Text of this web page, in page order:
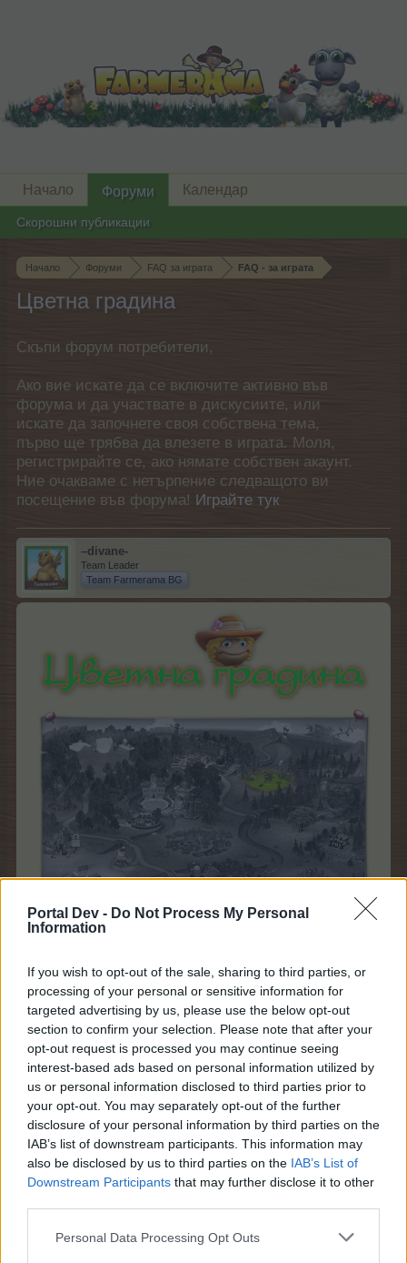
Portal Dev - Do Not Process My Personal
Information
If you wish to opt-out of the sale, sharing to third parties, or
processing of your personal or sensitive information for
targeted advertising by us, please use the below opt-out
section to confirm your selection. Please note that after your
opt-out request is processed you may continue seeing
interest-based ads based on personal information utilized by
us or personal information disclosed to third parties prior to
your opt-out. You may separately opt-out of the further
disclosure of your personal information by third parties on the
IAB’s list of downstream participants. This information may
also be disclosed by us to third parties on the IAB’s List of
Downstream Participants that may further disclose it to other
Personal Data Processing Opt Outs
Начало Форуми FAQ за играта FAQ - за играта
Цветна градина
Скъпи форум потребители,
Ако вие искате да се включите активно във
форума и да участвате в дискусиите, или
искате да започнете своя собствена тема,
първо ще трябва да влезете в играта. Моля,
регистрирайте се, ако нямате собствен акаунт.
Ние очакваме с нетърпение следващото ви
посещение във форума! Играйте тук
–divane-
Team Leader
Team Farmerama BG
поставят всички декорации и полезни предмети
даващи точки опит (ТО) или мъхнати пенита (МП),
като по този начин останалите полета ще са
свободни за садене, поставяне на дървета и обори.
Първоначално градината има само една отворена
част. Останалите 4 се отварят чрез заплащане с
мъхнати пенита (МП).​
Част
1​
2​
Начало Форуми
Скорошни публикации
Календар